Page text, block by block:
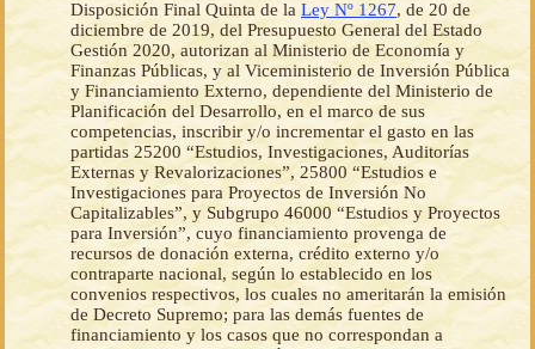
Disposición Final Quinta de la Ley Nº 1267, de 20 de
diciembre de 2019, del Presupuesto General del Estado
Gestión 2020, autorizan al Ministerio de Economía y
Finanzas Públicas, y al Viceministerio de Inversión Pública
y Financiamiento Externo, dependiente del Ministerio de
Planificación del Desarrollo, en el marco de sus
competencias, inscribir y/o incrementar el gasto en las
partidas 25200 “Estudios, Investigaciones, Auditorías
Externas y Revalorizaciones”, 25800 “Estudios e
Investigaciones para Proyectos de Inversión No
Capitalizables”, y Subgrupo 46000 “Estudios y Proyectos
para Inversión”, cuyo financiamiento provenga de
recursos de donación externa, crédito externo y/o
contraparte nacional, según lo establecido en los
convenios respectivos, los cuales no ameritarán la emisión
de Decreto Supremo; para las demás fuentes de
financiamiento y los casos que no correspondan a